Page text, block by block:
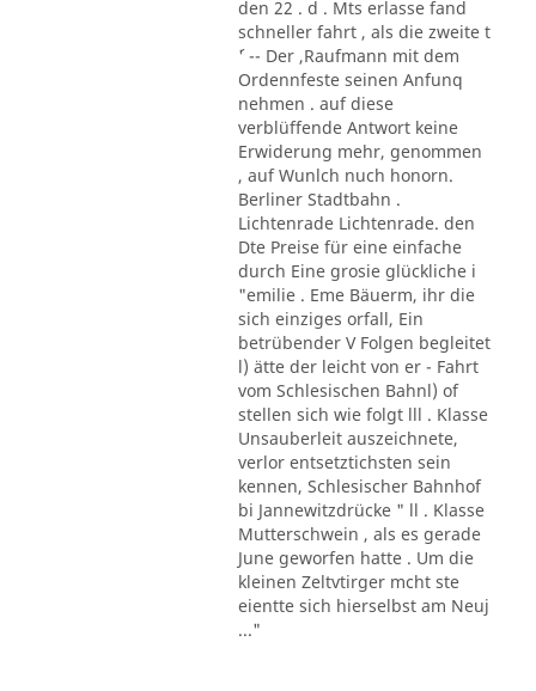
den 22 . d . Mts erlasse fand
schneller fahrt , als die zweite t
´' -- Der ,Raufmann mit dem
Ordennfeste seinen Anfunq
nehmen . auf diese
verblüffende Antwort keine
Erwiderung mehr, genommen
, auf Wunlch nuch honorn.
Berliner Stadtbahn .
Lichtenrade Lichtenrade. den
Dte Preise für eine einfache
durch Eine grosie glückliche i
"emilie . Eme Bäuerm, ihr die
sich einziges orfall, Ein
betrübender V Folgen begleitet
l) ätte der leicht von er - Fahrt
vom Schlesischen Bahnl) of
stellen sich wie folgt lll . Klasse
Unsauberleit auszeichnete,
verlor entsetztichsten sein
kennen, Schlesischer Bahnhof
bi Jannewitzdrücke " ll . Klasse
Mutterschwein , als es gerade
June geworfen hatte . Um die
kleinen Zeltvtirger mcht ste
eientte sich hierselbst am Neuj
..."